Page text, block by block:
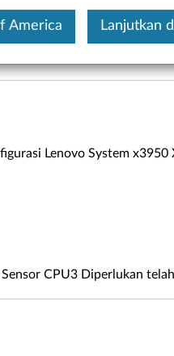
Ini
Lenovo System x3950
CPU3 Diperlukan
America Lanjutkan